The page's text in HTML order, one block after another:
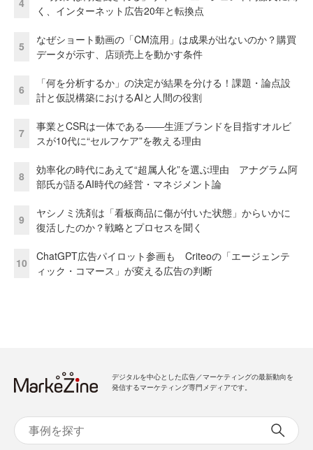
4
く、インターネット広告20年と転換点
5
なぜショート動画の「CM流用」は成果が出ないのか？購買
データが示す、店頭売上を動かす条件
6
「何を分析するか」の決定が結果を分ける！課題・論点設
計と仮説構築におけるAIと人間の役割
7
事業とCSRは一体である――生涯ブランドを目指すオルビ
スが10代に“セルフケア”を教える理由
8
効率化の時代にあえて“超属人化”を選ぶ理由 アナグラム阿
部氏が語るAI時代の経営・マネジメント論
9
ヤシノミ洗剤は「看板商品に傷が付いた状態」からいかに
復活したのか？戦略とプロセスを聞く
10
ChatGPT広告パイロット参画も Criteoの「エージェンテ
ィック・コマース」が変える広告の判断
デジタルを中心とした広告／マーケティングの最新動向を
発信するマーケティング専門メディアです。